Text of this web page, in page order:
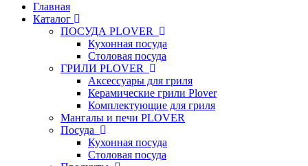
Главная
Каталог
ПОСУДА PLOVER
Кухонная посуда
Столовая посуда
ГРИЛИ PLOVER
Аксессуары для гриля
Керамические грили Plover
Комплектующие для гриля
Мангалы и печи PLOVER
Посуда
Кухонная посуда
Столовая посуда